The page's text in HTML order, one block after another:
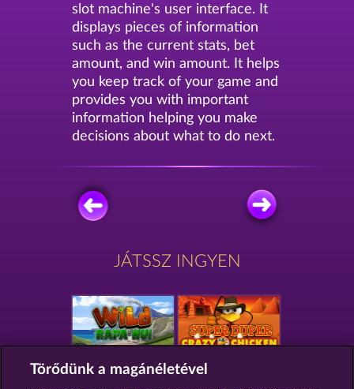
slot machine's user interface. It
displays pieces of information
such as the current stats, bet
amount, and win amount. It helps
you keep track of your game and
provides you with important
information helping you make
decisions about what to do next.
JÁTSSZ INGYEN
WILD RAPA NUI
Törődünk a magánéletével